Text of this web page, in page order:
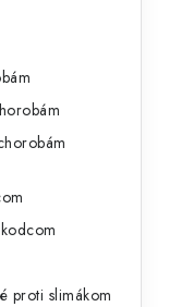
proti slimákom